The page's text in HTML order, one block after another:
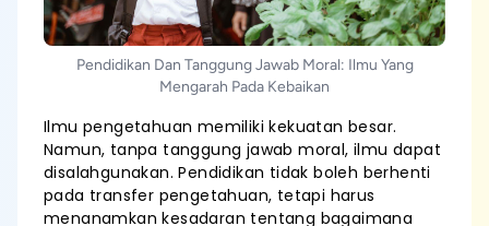
Pendidikan Dan Tanggung Jawab Moral: Ilmu Yang
Mengarah Pada Kebaikan
Ilmu pengetahuan memiliki kekuatan besar.
Namun, tanpa tanggung jawab moral, ilmu dapat
disalahgunakan. Pendidikan tidak boleh berhenti
pada transfer pengetahuan, tetapi harus
menanamkan kesadaran tentang bagaimana